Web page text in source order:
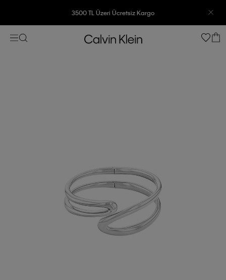
3500 TL Üzeri Ücretsiz Kargo
7500 TL Ve Üzeri Alışverişlerinizde 6 Taksit İmkanı